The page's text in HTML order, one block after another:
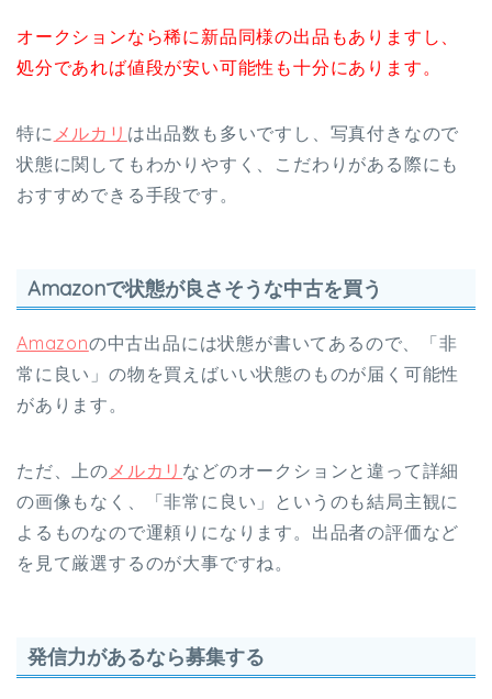
オークションなら稀に新品同様の出品もありますし、
処分であれば値段が安い可能性も十分にあります。
特に メルカリ は出品数も多いですし、写真付きなので
状態に関してもわかりやすく、こだわりがある際にも
おすすめできる手段です。
Amazonで状態が良さそうな中古を買う
Amazonの中古出品には状態が書いてあるので、「非
常に良い」の物を買えばいい状態のものが届く可能性
があります。
ただ、上の メルカリ などのオークションと違って詳細
の画像もなく、「非常に良い」というのも結局主観に
よるものなので運頼りになります。出品者の評価など
を見て厳選するのが大事ですね。
発信力があるなら募集する